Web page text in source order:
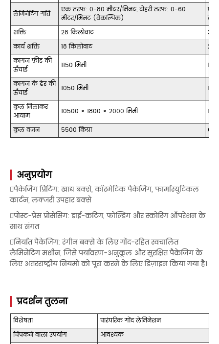
लैमिनेटिंग गति
एक तरफ: 0-80 मीटर/मिनट, दोहरी तरफ: 0-60
मीटर/मिनट (वैकल्पिक)
एक
शक्ति
28 किलोवाट
30
कार्य शक्ति
18 किलोवाट
20
कागज़ फ़ीड की
ऊँचाई
1150 मिमी
कागज़ के ढेर की
ऊँचाई
1050 मिमी
कुल मिलाकर
आयाम
10500 × 1800 × 2000 मिमी
कुल वजन
5500 किग्रा
अनुप्रयोग
पैकेजिंग प्रिंटिंग: खाद्य बक्से, कॉस्मेटिक पैकेजिंग, फार्मास्युटिकल
कार्टन, लक्जरी उपहार बक्से
पोस्ट-प्रेस प्रोसेसिंग: डाई-कटिंग, फोल्डिंग और स्कोरिंग ऑपरेशन के
साथ संगत
निर्यात पैकेजिंग: रंगीन बक्से के लिए गोंद-रहित स्वचालित
लैमिनेटिंग मशीन, जिसे पर्यावरण-अनुकूल और सुरक्षित पैकेजिंग के
लिए अंतरराष्ट्रीय नियमों को पूरा करने के लिए डिज़ाइन किया गया है।
प्रदर्शन तुलना
विशेषता
पारंपरिक गोंद लेमिनेशन
चिपकने वाला उपयोग
आवश्यक